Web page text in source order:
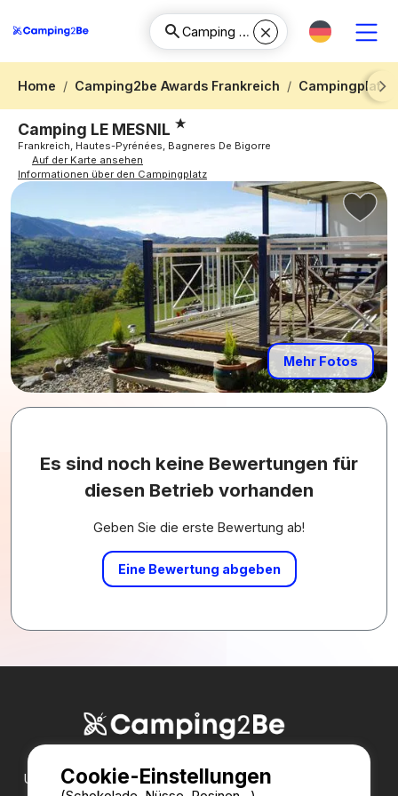
Home Camping2be Awards Frankreich
Campingplatz
Next
Camping LE MESNIL
Frankreich, Hautes-Pyrénées, Bagneres De Bigorre
Auf der Karte ansehen
Informationen über den Campingplatz
Mehr Fotos
Es sind noch keine Bewertungen für
diesen Betrieb vorhanden
Geben Sie die erste Bewertung ab!
Eine Bewertung abgeben
Unsere Partner:
Cookie-Einstellungen